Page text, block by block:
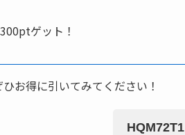
ゲット！
お得に引いてみてください！
HQM72T1